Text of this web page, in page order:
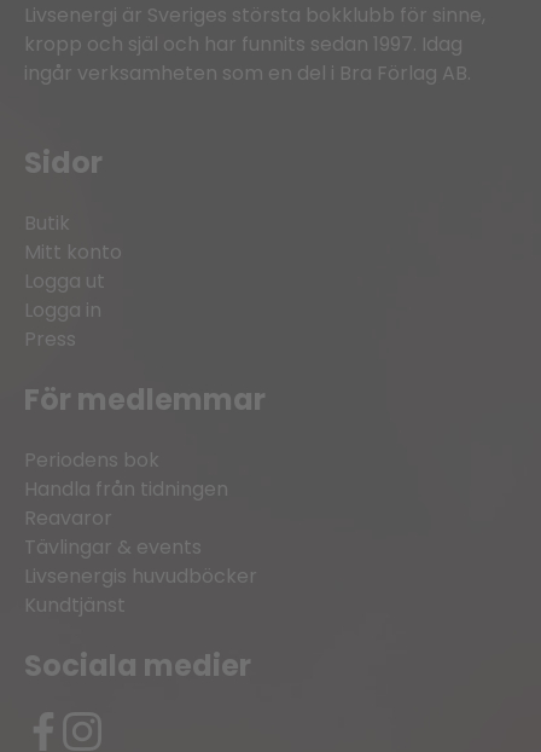
Livsenergi är Sveriges största bokklubb för sinne,
kropp och själ och har funnits sedan 1997. Idag
ingår verksamheten som en del i Bra Förlag AB.
Sidor
Butik
Mitt konto
Logga ut
Logga in
Press
För medlemmar
Periodens bok
Handla från tidningen
Reavaror
Tävlingar & events
Livsenergis huvudböcker
Kundtjänst
Sociala medier